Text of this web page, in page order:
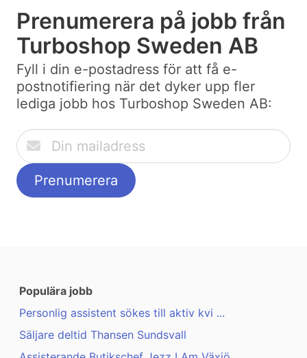
Prenumerera på jobb från
Turboshop Sweden AB
Fyll i din e-postadress för att få e-
postnotifiering när det dyker upp fler
lediga jobb hos Turboshop Sweden AB:
Populära jobb
Personlig assistent sökes till aktiv kvi ...
Säljare deltid Thansen Sundsvall